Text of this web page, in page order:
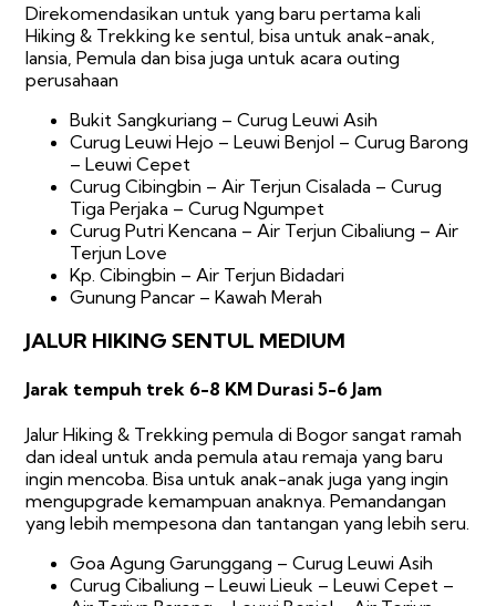
Direkomendasikan untuk yang baru pertama kali
Hiking & Trekking ke sentul, bisa untuk anak-anak,
lansia, Pemula dan bisa juga untuk acara outing
perusahaan
Bukit Sangkuriang – Curug Leuwi Asih
Curug Leuwi Hejo – Leuwi Benjol – Curug Barong
– Leuwi Cepet
Curug Cibingbin – Air Terjun Cisalada – Curug
Tiga Perjaka – Curug Ngumpet
Curug Putri Kencana – Air Terjun Cibaliung – Air
Terjun Love
Kp. Cibingbin – Air Terjun Bidadari
Gunung Pancar – Kawah Merah
JALUR HIKING SENTUL MEDIUM
Jarak tempuh trek 6-8 KM Durasi 5-6 Jam
Jalur Hiking & Trekking pemula di Bogor sangat ramah
dan ideal untuk anda pemula atau remaja yang baru
ingin mencoba. Bisa untuk anak-anak juga yang ingin
mengupgrade kemampuan anaknya. Pemandangan
yang lebih mempesona dan tantangan yang lebih seru.
Goa Agung Garunggang – Curug Leuwi Asih
Curug Cibaliung – Leuwi Lieuk – Leuwi Cepet –